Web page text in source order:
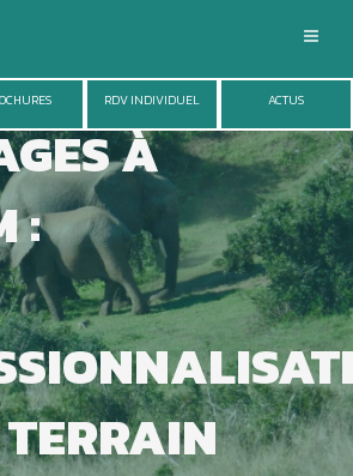
RDV INDIVIDUEL ACTUS
À
: